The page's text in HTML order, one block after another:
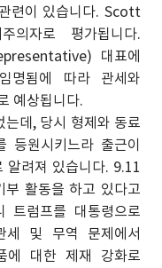
련이 있습니다. Scott
의자로 평가됩니다.
대표에
명됨에 따라 관세와
예상됩니다.
데, 당시 형제와 동료
등원시키느라 출근이
알려져 있습니다. 9.11
부 활동을 하고 있다고
트럼프를 대통령으로
세 및 무역 문제에서
에 대한 제재 강화로